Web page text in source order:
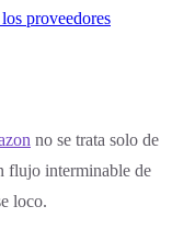
proveedores
no se trata solo de
flujo interminable de
loco.